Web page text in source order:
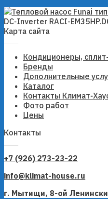
Карта сайта
Кондиционеры,
Бренды
Дополнительные
Каталог
Контакты Климат-
Фото работ
Цены
Контакты
+7 (926) 273-23-22
info@klimat-house.ru
г. Мытищи, 8-ой